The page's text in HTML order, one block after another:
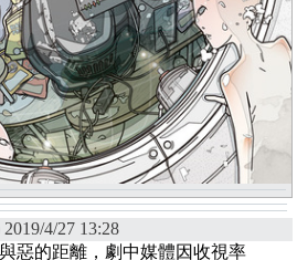
4/27 13:28
惡的距離，劇中媒體因收視率